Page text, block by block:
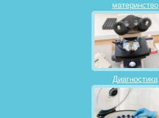
материнство
Диагностика